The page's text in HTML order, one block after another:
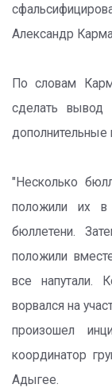
Александр
По словам
сделать вывод
дополнительные
"Несколько
положили их в
бюллетени.
положили
все напутали.
ворвался на
произошел
координатор
Адыгее.